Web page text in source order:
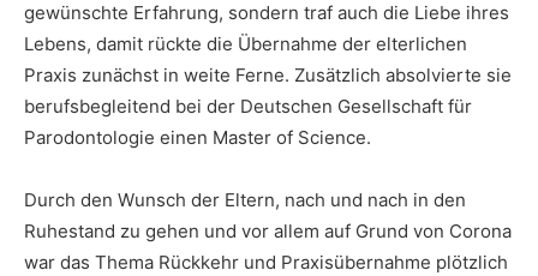
gewünschte Erfahrung, sondern traf auch die Liebe ihres
Lebens, damit rückte die Übernahme der elterlichen
Praxis zunächst in weite Ferne. Zusätzlich absolvierte sie
berufsbegleitend bei der Deutschen Gesellschaft für
Parodontologie einen Master of Science.
Durch den Wunsch der Eltern, nach und nach in den
Ruhestand zu gehen und vor allem auf Grund von Corona
war das Thema Rückkehr und Praxisübernahme plötzlich